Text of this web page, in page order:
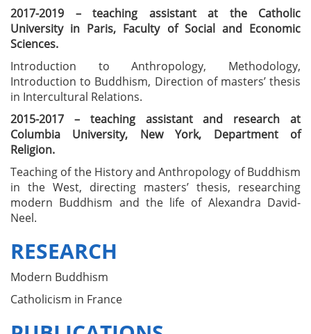
2017-2019 – teaching assistant at the Catholic
University in Paris, Faculty of Social and Economic
Sciences.
Introduction to Anthropology, Methodology,
Introduction to Buddhism, Direction of masters’ thesis
in Intercultural Relations.
2015-2017 – teaching assistant and research at
Columbia University, New York, Department of
Religion.
Teaching of the History and Anthropology of Buddhism
in the West, directing masters’ thesis, researching
modern Buddhism and the life of Alexandra David-
Neel.
RESEARCH
Modern Buddhism
Catholicism in France